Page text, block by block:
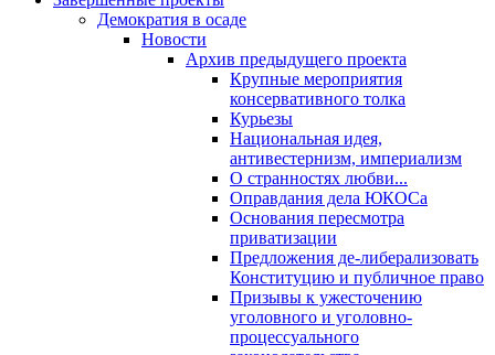
Демократия в осаде
Новости
Архив предыдущего проекта
Крупные мероприятия
консервативного толка
Курьезы
Национальная идея,
антивестернизм, империализм
О странностях любви...
Оправдания дела ЮКОСа
Основания пересмотра
приватизации
Предложения де-либерализовать
Конституцию и публичное право
Призывы к ужесточению
уголовного и уголовно-
процессуального